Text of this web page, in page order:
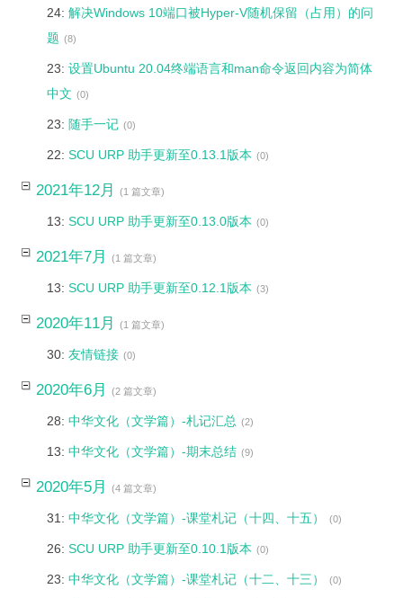
24: 解决Windows 10端口被Hyper-V随机保留（占用）的问
题 (8)
23: 设置Ubuntu 20.04终端语言和man命令返回内容为简体
中文 (0)
23: 随手一记 (0)
22: SCU URP 助手更新至0.13.1版本 (0)
2021年12月 (1 篇文章)
13: SCU URP 助手更新至0.13.0版本 (0)
2021年7月 (1 篇文章)
13: SCU URP 助手更新至0.12.1版本 (3)
2020年11月 (1 篇文章)
30: 友情链接 (0)
2020年6月 (2 篇文章)
28: 中华文化（文学篇）-札记汇总 (2)
13: 中华文化（文学篇）-期末总结 (9)
2020年5月 (4 篇文章)
31: 中华文化（文学篇）-课堂札记（十四、十五） (0)
26: SCU URP 助手更新至0.10.1版本 (0)
23: 中华文化（文学篇）-课堂札记（十二、十三） (0)